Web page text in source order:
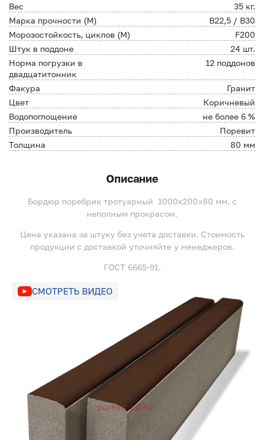
Вес
35 кг.
Марка прочности (М)
В22,5 / В30
Морозостойкость, циклов (М)
F200
Штук в поддоне
24 шт.
Норма погрузки в
двадцатитонник
12 поддонов
Факура
Гранит
Цвет
Коричневый
Водопоглощение
не более 6 %
Производитель
Поревит
Толщина
80 мм
Описание
Бордюр поребрик тротуарный 1000х200х80 мм. с
неполным прокрасом.
Цена указана за штуку без учета доставки. Стоимость
продукции с доставкой уточняйте у менеджеров.
ГОСТ 6665-91.
СМОТРЕТЬ ВИДЕО